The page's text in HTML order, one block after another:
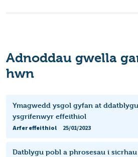
Adnoddau gwella
hwn
Ymagwedd ysgol gyfan at
ysgrifenwyr effeithiol
Arfer effeithiol
25/01/2023
Datblygu pobl a phrosesau i